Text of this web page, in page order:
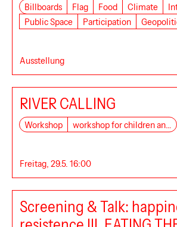
Billboards Flag Food Climate
Public Space
Participation
Ausstellung
RIVER CALLING
Workshop workshop for children an…
Freitag, 29.5. 16:00
Screening & Talk:
FLUCC